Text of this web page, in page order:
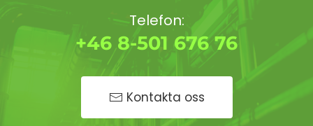
Telefon:
+46 8-501 676 76
Kontakta oss